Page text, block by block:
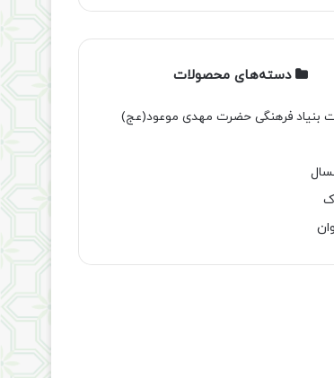
دسته‌های محصولات
بنیاد فرهنگی حضرت مهدی موعود(عج)